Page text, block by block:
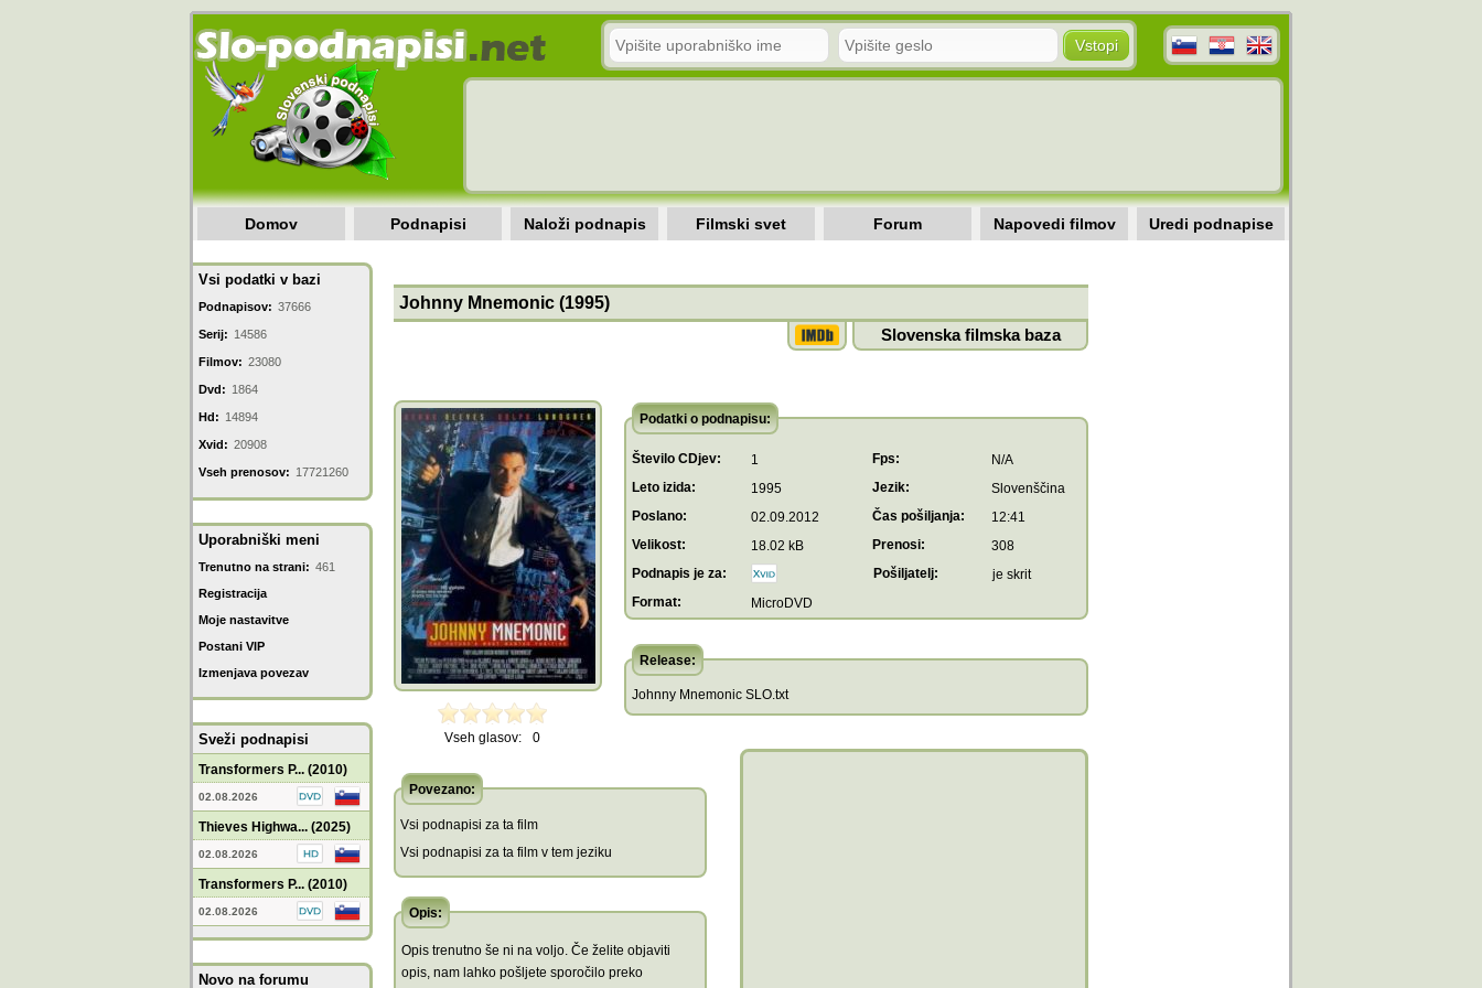
Domov Podnapisi Naloži podnapis Filmski svet Forum Napovedi filmov Uredi podnapise
Vsi podatki v bazi
Podnapisov: 37666
Serij: 14586
Filmov: 23080
Dvd: 1864
Hd: 14894
Xvid: 20908
Vseh prenosov: 17721260
Uporabniški meni
Trenutno na strani: 461
Registracija
Moje nastavitve
Postani VIP
Izmenjava povezav
Sveži podnapisi
Transformers P... (2010)
02.08.2026
Thieves Highwa... (2025)
02.08.2026
Transformers P... (2010)
02.08.2026
Novo na forumu
Johnny Mnemonic (1995)
Slovenska filmska baza
Vseh glasov: 0
Podatki o podnapisu:
Število CDjev: 1 Fps:
N/A
Leto izida:
1995 Jezik:
Slovenščina
Poslano:
02.09.2012 Čas pošiljanja:
12:41
Velikost:
18.02 kB Prenosi:
308
Podnapis je za:
Pošiljatelj:
je skrit
Format:
MicroDVD
Release:
Johnny Mnemonic SLO.txt
Povezano:
Vsi podnapisi za ta film
Vsi podnapisi za ta film v tem jeziku
Opis:
Opis trenutno še ni na voljo. Če želite objaviti
opis, nam lahko pošljete sporočilo preko